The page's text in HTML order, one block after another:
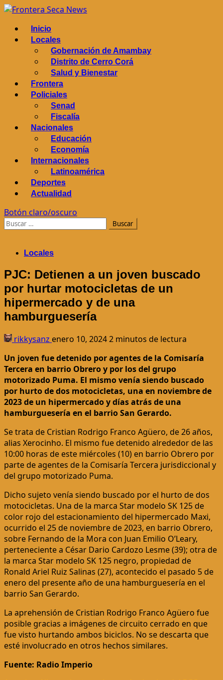
Saltar
contenido
Menú
principal
Inicio
Locales
Gobernación de Amambay
Distrito de Cerro Corá
Salud y Bienestar
Frontera
Policiales
Senad
Fiscalía
Nacionales
Educación
Economía
Internacionales
Latinoamérica
Deportes
Actualidad
Botón claro/oscuro
Buscar:
Locales
PJC: Detienen a un joven buscado
por hurtar motocicletas de un
hipermercado y de una
hamburguesería
rikkysanz enero 10, 20242 minutos de lectura
Un joven fue detenido por agentes de la Comisaría
Tercera en barrio Obrero y por los del grupo
motorizado Puma. El mismo venía siendo buscado
por hurto de dos motocicletas, una en noviembre de
2023 de un hipermercado y días atrás de una
hamburguesería en el barrio San Gerardo.
Se trata de Cristian Rodrigo Franco Agüero, de 26 años,
alias Xerocinho. El mismo fue detenido alrededor de las
10:00 horas de este miércoles (10) en barrio Obrero por
parte de agentes de la Comisaría Tercera jurisdiccional y
del grupo motorizado Puma.
Dicho sujeto venía siendo buscado por el hurto de dos
motocicletas. Una de la marca Star modelo SK 125 de
color rojo del estacionamiento del hipermercado Maxi,
ocurrido el 25 de noviembre de 2023, en barrio Obrero,
sobre Fernando de la Mora con Juan Emilio O’Leary,
perteneciente a César Dario Cardozo Lesme (39); otra de
la marca Star modelo SK 125 negro, propiedad de
Ronald Ariel Ruiz Salinas (27), acontecido el pasado 5 de
enero del presente año de una hamburguesería en el
barrio San Gerardo.
La aprehensión de Cristian Rodrigo Franco Agüero fue
posible gracias a imágenes de circuito cerrado en que
fue visto hurtando ambos biciclos. No se descarta que
esté involucrado en otros hechos similares.
Fuente: Radio Imperio